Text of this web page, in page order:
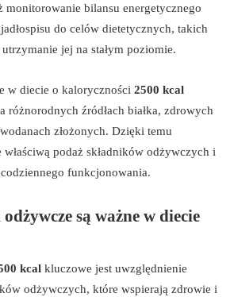
monitorowanie bilansu energetycznego
do celów dietetycznych, takich
jej na stałym poziomie.
w diecie o kaloryczności 2500 kcal
różnorodnych źródłach białka, zdrowych
złożonych. Dzięki temu
podaż składników odżywczych i
funkcjonowania.
są ważne w diecie
kcal kluczowe jest uwzględnienie
odżywczych, które wspierają zdrowie i